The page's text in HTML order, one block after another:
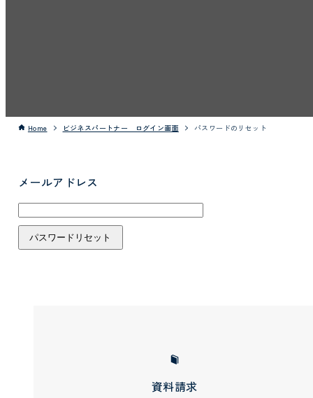
Home ビジネスパートナー ログイン画面 パスワードのリセット
メールアドレス
資料請求